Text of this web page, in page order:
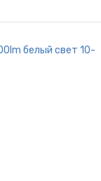
белый свет 10-